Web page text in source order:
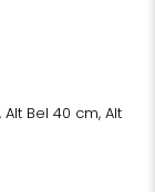
Bel 40 cm, Alt